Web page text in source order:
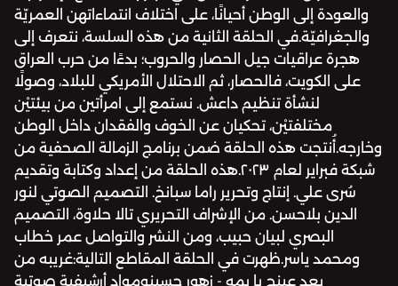
والعودة إلى الوطن أحيانًا، على اختلاف انتماءاتهن العمريّة
والجغرافيّة.في الحلقة الثانية من هذه السلسة، نتعرف إلى
هجرة عراقيات جيل الحصار والحروب؛ بدءًا من حرب العراق
على الكويت، فالحصار، ثم الاحتلال الأمريكي للبلاد، وصولًا
لنشأة تنظيم داعش. نستمع إلى امرأتين من بيئتيْن
مختلفتيْن، تحكيان عن الخوف والفقدان داخل الوطن
وخارجه.أُنتجت هذه الحلقة ضمن برنامج الزمالة الصحفية من
شبكة فبراير لعام ٢٠٢٣.هذه الحلقة من إعداد وكتابة وتقديم
سُرى علي. إنتاج وتحرير راما سبانخ. التصميم الصوتي لنور
الدين بلاحسن. من الإشراف التحريري تالا حلاوة، التصميم
البصري لبيان حبيب، ومن النشر والتواصل عمر خطاب
ومحمد ياسر.ظهرت في الحلقة المقاطع التالية:غريبه من
بعد عينج يا يمه - زهور حسينومواد أرشيفية صوتية